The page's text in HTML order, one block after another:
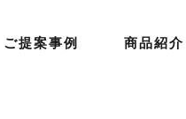
ご提案事例 商品紹介